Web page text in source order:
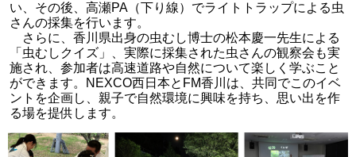
い、その後、高瀬PA（下り線）でライトトラップによる虫
さんの採集を行います。
さらに、香川県出身の虫むし博士の松本慶一先生による
「虫むしクイズ」、実際に採集された虫さんの観察会も実
施され、参加者は高速道路や自然について楽しく学ぶこと
ができます。NEXCO西日本とFM香川は、共同でこのイベ
ントを企画し、親子で自然環境に興味を持ち、思い出を作
る場を提供します。